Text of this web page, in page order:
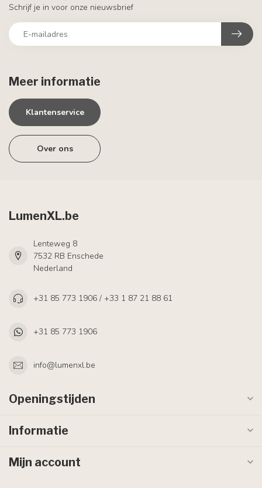
Meer informatie
Klantenservice
Over ons
Schrijf je in voor onze nieuwsbrief
LumenXL.be
Lenteweg 8
7532 RB Enschede
Nederland
+31 85 773 1906 / +33 1 87 21 88 61
+31 85 773 1906
info@lumenxl.be
Openingstijden
Informatie
Mijn account